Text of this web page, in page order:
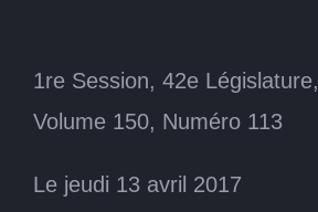
1re Session, 42e Législature,
Volume 150, Numéro 113
Le jeudi 13 avril 2017